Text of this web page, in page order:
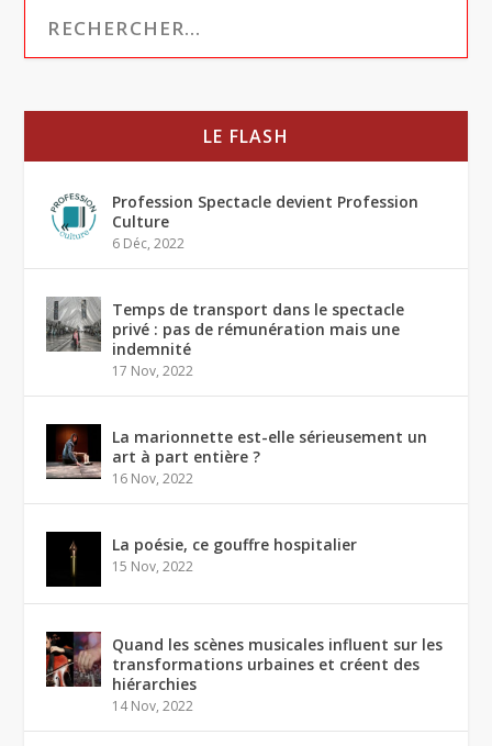
LE FLASH
Profession Spectacle devient Profession
Culture
6 Déc, 2022
Temps de transport dans le spectacle
privé : pas de rémunération mais une
indemnité
17 Nov, 2022
La marionnette est-elle sérieusement un
art à part entière ?
16 Nov, 2022
La poésie, ce gouffre hospitalier
15 Nov, 2022
Quand les scènes musicales influent sur les
transformations urbaines et créent des
hiérarchies
14 Nov, 2022